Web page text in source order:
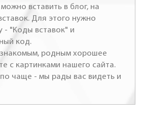
вставить в блог, на
Для этого нужно
- "Коды вставок" и
код.
родным хорошее
с картинками нашего сайта.
чаще - мы рады вас видеть и